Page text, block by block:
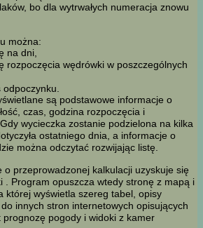
bo dla wytrwałych numeracja znowu
można:
na dni,
rozpoczęcia wędrówki w poszczególnych
są podstawowe informacje o
czas, godzina rozpoczęcia i
wycieczka zostanie podzielona na kilka
ostatniego dnia, a informacje o
można odczytać rozwijając listę.
o przeprowadzonej kalkulacji uzyskuje się
. Program opuszcza wtedy stronę z mapą i
której wyświetla szereg tabel, opisy
innych stron internetowych opisujących
pogody i widoki z kamer